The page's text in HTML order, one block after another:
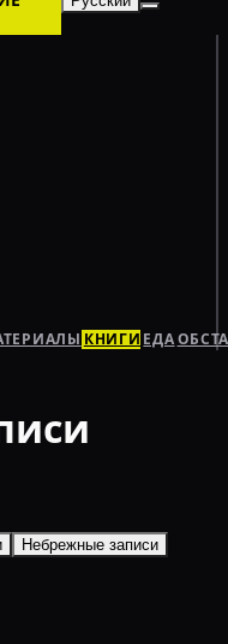
КНИГИ ЕДА
Небрежные записи